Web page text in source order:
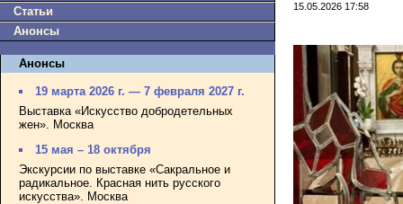
Статьи
Анонсы
Анонсы
19 марта 2026 г. — 7 февраля 2027 г.
Выставка «Искусство добродетельных
жен». Москва
15 мая – 18 октября
Экскурсии по выставке «Сакральное и
радикальное. Красная нить русского
искусства». Москва
15.05.2026 17:58